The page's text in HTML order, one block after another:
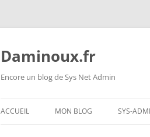
Daminoux.fr
Encore un blog de Sys Net Admin
ACCUEIL MON BLOG SYS-